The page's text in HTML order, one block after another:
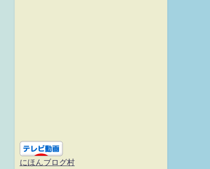
にほんブログ村